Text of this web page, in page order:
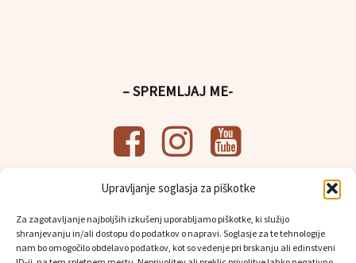
Upravljanje soglasja za piškotke
Za zagotavljanje najboljših izkušenj uporabljamo piškotke, ki služijo
shranjevanju in/ali dostopu do podatkov o napravi. Soglasje za te tehnologije
nam bo omogočilo obdelavo podatkov, kot so vedenje pri brskanju ali edinstveni
– SPREMLJAJ ME-
– UPORABNE POVEZAVE-
Splošni pogoji poslovanja
Politikavarstva osebnih podatkov